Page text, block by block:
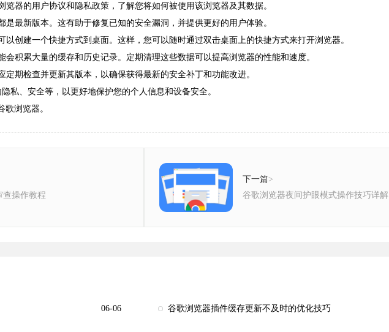
器的用户协议和隐私政策，了解您将如何被使用该浏览器及其数据。
最新版本。这有助于修复已知的安全漏洞，并提供更好的用户体验。
创建一个快捷方式到桌面。这样，您可以随时通过双击桌面上的快捷方式来打开浏览器。
积累大量的缓存和历史记录。定期清理这些数据可以提高浏览器的性能和速度。
期检查并更新其版本，以确保获得最新的安全补丁和功能改进。
私、安全等，以更好地保护您的个人信息和设备安全。
浏览器。
查操作教程
下一篇>
谷歌浏览器夜间护眼模式操作技巧详解
06-06 谷歌浏览器插件缓存更新不及时的优化技巧